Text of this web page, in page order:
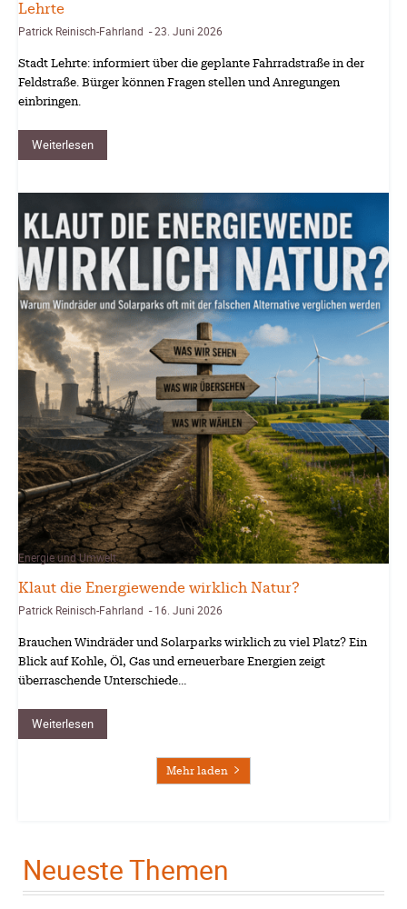
Lehrte
Patrick Reinisch-Fahrland -23. Juni 2026
Stadt Lehrte: informiert über die geplante Fahrradstraße in der
Feldstraße. Bürger können Fragen stellen und Anregungen
einbringen.
Weiterlesen
Energie und Umwelt
Klaut die Energiewende wirklich Natur?
Patrick Reinisch-Fahrland - 16. Juni 2026
Brauchen Windräder und Solarparks wirklich zu viel Platz? Ein
Blick auf Kohle, Öl, Gas und erneuerbare Energien zeigt
überraschende Unterschiede…
Weiterlesen
Mehr laden
Neueste Themen